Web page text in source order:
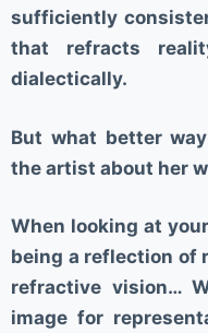
sufficiently
that refracts
dialectically.
But what better
the artist about her
When looking at
being a reflection of
refractive vision…
image for